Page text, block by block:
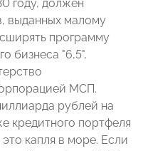
году, должен
выданных малому
программу
бизнеса "6,5",
МСП.
рублей на
кредитного портфеля
капля в море. Если